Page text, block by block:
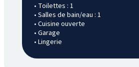
• Toilettes : 1
• Salles de bain/eau : 1
• Cuisine ouverte
• Garage
• Lingerie